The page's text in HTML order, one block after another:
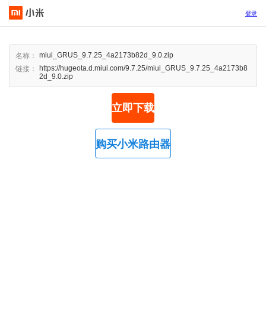
登录
名称：
miui_GRUS_9.7.25_4a2173b82d_9.0.zip
链接：
https://hugeota.d.miui.com/9.7.25/miui_GRUS_9.7.25_4a2173b8
2d_9.0.zip
立即下载
购买小米路由器